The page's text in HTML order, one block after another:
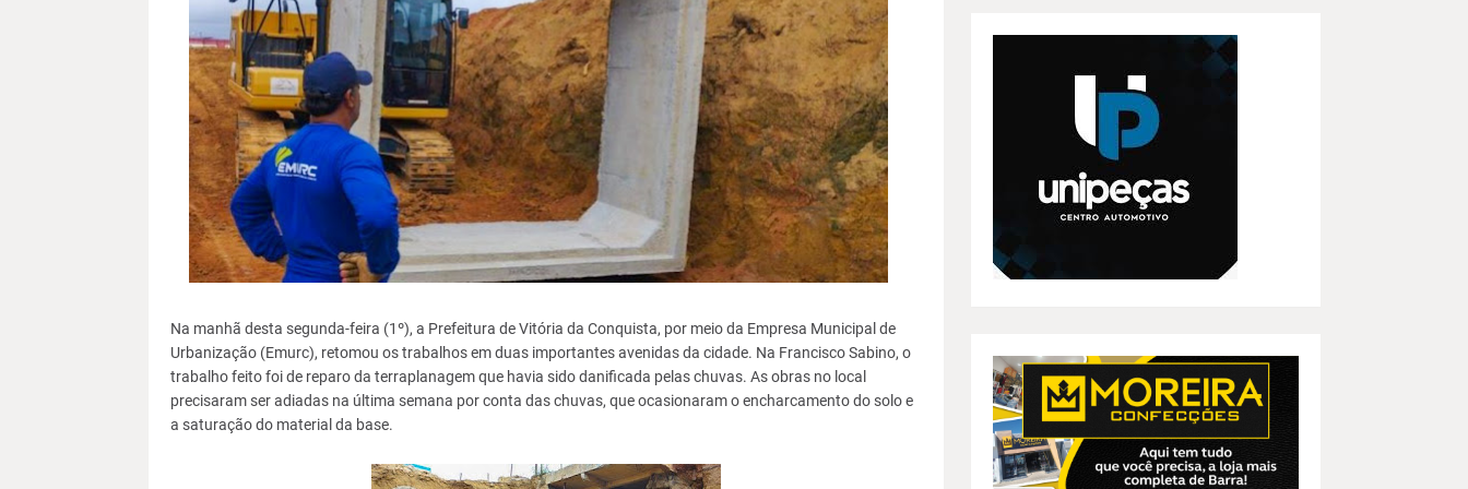
Na manhã desta segunda-feira (1º), a Prefeitura de Vitória da Conquista, por meio da Empresa Municipal de
Urbanização (Emurc), retomou os trabalhos em duas importantes avenidas da cidade. Na Francisco Sabino, o
trabalho feito foi de reparo da terraplanagem que havia sido danificada pelas chuvas. As obras no local
precisaram ser adiadas na última semana por conta das chuvas, que ocasionaram o encharcamento do solo e
a saturação do material da base.